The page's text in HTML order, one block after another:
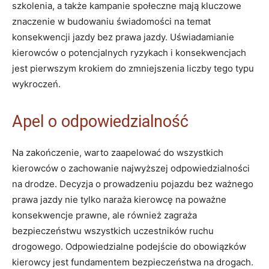
szkolenia, a także kampanie społeczne mają kluczowe
znaczenie w budowaniu świadomości na temat
konsekwencji jazdy bez prawa jazdy. Uświadamianie
kierowców o potencjalnych ryzykach i konsekwencjach
jest pierwszym krokiem do zmniejszenia liczby tego typu
wykroczeń.
Apel o odpowiedzialność
Na zakończenie, warto zaapelować do wszystkich
kierowców o zachowanie najwyższej odpowiedzialności
na drodze. Decyzja o prowadzeniu pojazdu bez ważnego
prawa jazdy nie tylko naraża kierowcę na poważne
konsekwencje prawne, ale również zagraża
bezpieczeństwu wszystkich uczestników ruchu
drogowego. Odpowiedzialne podejście do obowiązków
kierowcy jest fundamentem bezpieczeństwa na drogach.